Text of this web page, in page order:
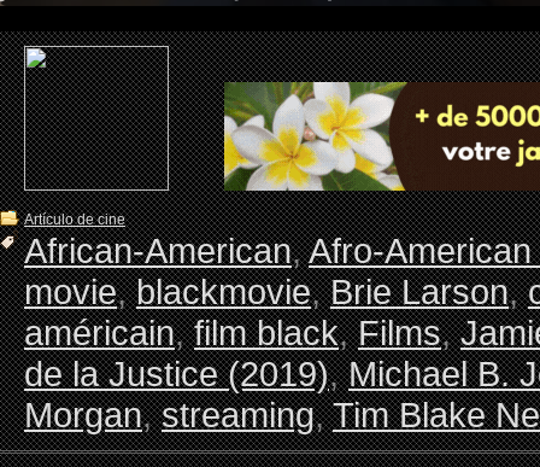
Artículo de cine
African-American,Afro-
movie,blackmovie,Brie Larson,
américain,film black,Films,
de la Justice (2019),Michael B.
Morgan,streaming,Tim Blake